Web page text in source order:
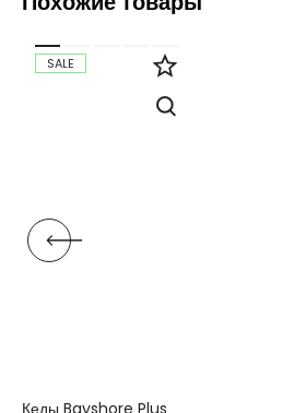
SALE
Кеды Bayshore Plus